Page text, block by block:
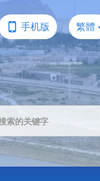
手机版 繁體